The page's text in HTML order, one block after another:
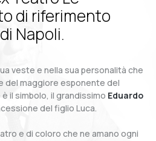
di riferimento
Napoli.
veste e nella sua personalità che
del maggiore esponente del
il simbolo, il grandissimo Eduardo
del figlio Luca.
e di coloro che ne amano ogni